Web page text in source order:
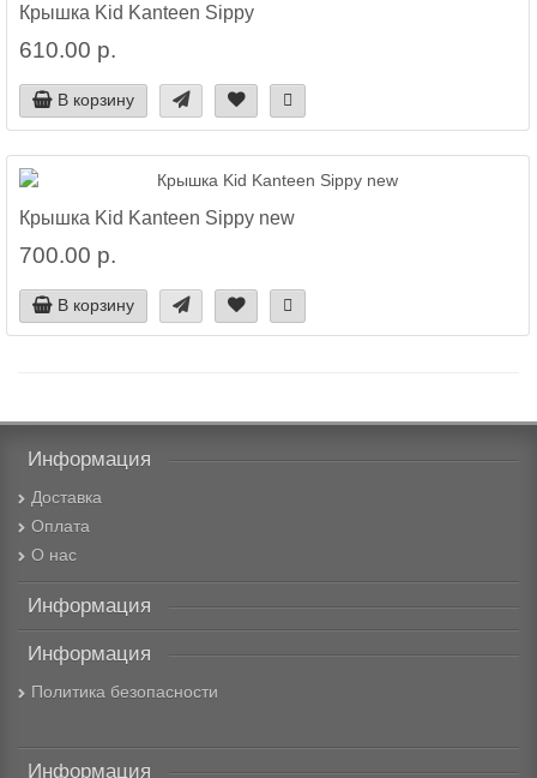
Крышка Kid Kanteen Sippy
610.00 р.
В корзину
Крышка Kid Kanteen Sippy new
700.00 р.
В корзину
Информация
Доставка
Оплата
О нас
Информация
Информация
Политика безопасности
Информация